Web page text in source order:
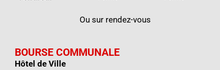
Ou sur rendez-vous
BOURSE COMMUNALE
Hôtel de Ville